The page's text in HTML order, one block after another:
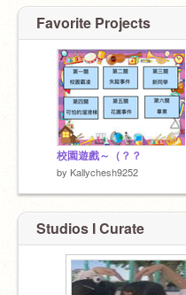
Favorite Projects
校園遊戲～（？？
by Kallychesh9252
Studios I Curate